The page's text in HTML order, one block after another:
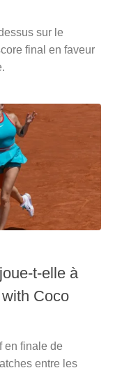
sur le
final en faveur
t-elle à
Coco
en finale de
entre les